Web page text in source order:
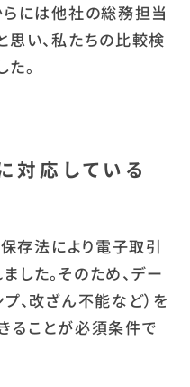
らには他社の総務担当
思い、私たちの比較検
。
対応している
存法により電子取引
した。そのため、デー
、改ざん不能など）を
ることが必須条件で